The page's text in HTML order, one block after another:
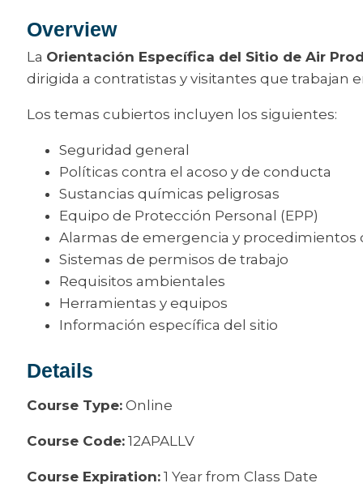
Overview
La Orientación Específica del Sitio de Air
dirigida a contratistas y visitantes que trabajan
Los temas cubiertos incluyen los siguientes:
Seguridad general
Políticas contra el acoso y de conducta
Sustancias químicas peligrosas
Equipo de Protección Personal (EPP)
Alarmas de emergencia y procedimientos
Sistemas de permisos de trabajo
Requisitos ambientales
Herramientas y equipos
Información específica del sitio
Details
Course Type: Online
Course Code: 12APALLV
Course Expiration: 1 Year from Class Date